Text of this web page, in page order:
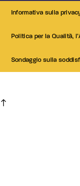
Informativa sulla
Politica per la Qualità,
Sondaggio sulla